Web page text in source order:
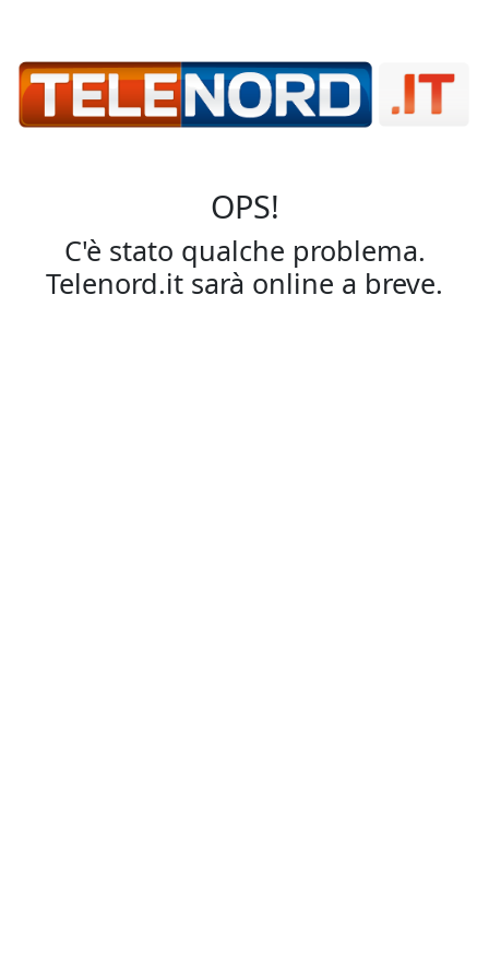
OPS!
C'è stato qualche problema.
Telenord.it sarà online a breve.